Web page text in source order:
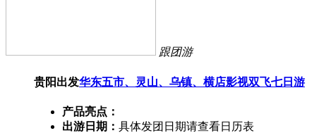
跟团游
贵阳出发华东五市、灵山、乌镇、横店影视双飞七日游
产品亮点：
出游日期： 具体发团日期请查看日历表